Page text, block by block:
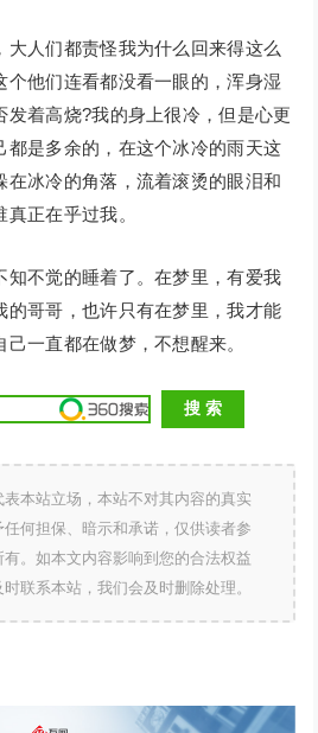
人们都责怪我为什么回来得这么
个他们连看都没看一眼的，浑身湿
发着高烧?我的身上很冷，但是心更
都是多余的，在这个冰冷的雨天这
在冰冷的角落，流着滚烫的眼泪和
正在乎过我。
不觉的睡着了。在梦里，有爱我
的哥哥，也许只有在梦里，我才能
一直都在做梦，不想醒来。
本站立场，本站不对其内容的真实
何担保、暗示和承诺，仅供读者参
。如本文内容影响到您的合法权益
时联系本站，我们会及时删除处理。